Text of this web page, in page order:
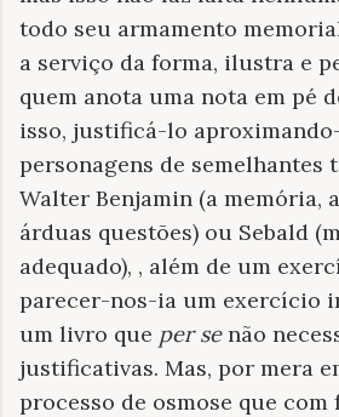
todo seu armamento
a serviço da forma, ilustra e
quem anota uma nota em pé
isso, justificá-lo
personagens de semelhantes
Walter Benjamin (a memória,
árduas questões) ou Sebald
adequado), , além de um
parecer-nos-ia um exercício
um livro que per senão
justificativas. Mas, por mera
processo de osmose que com